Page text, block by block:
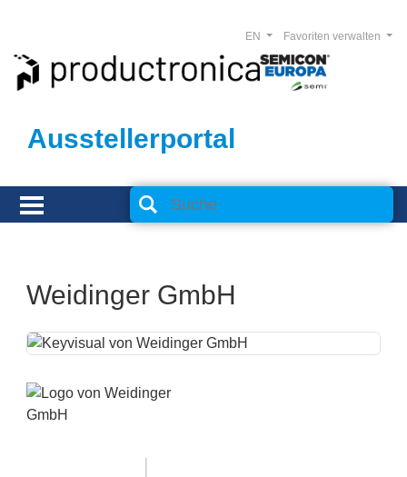
Ausstellerportal
Favoriten verwalten
EN
Weidinger GmbH